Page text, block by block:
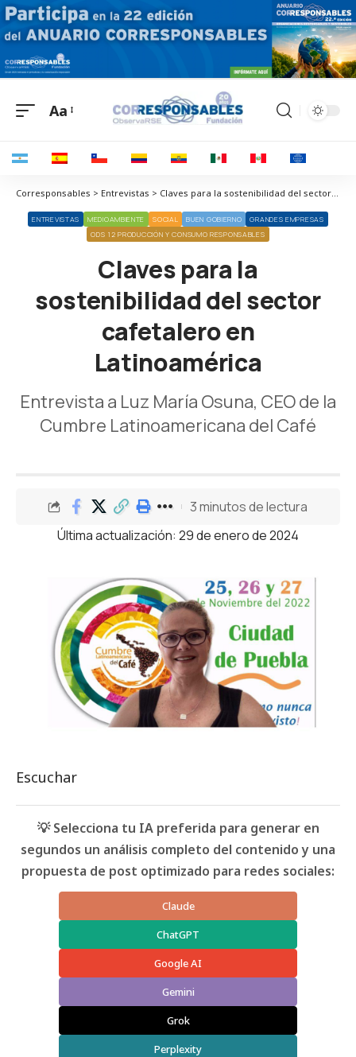
Aa
Corresponsables > Entrevistas > Claves para la sostenibilidad del sector cafetalero en Latinoamérica
ENTREVISTAS MEDIOAMBIENTE SOCIAL BUEN GOBIERNO
GRANDES EMPRESAS
ODS 12 PRODUCCIÓN Y CONSUMO RESPONSABLES
Claves para la
sostenibilidad del sector
cafetalero en
Latinoamérica
Entrevista a Luz María Osuna, CEO de la
Cumbre Latinoamericana del Café
Última actualización: 29 de enero de 2024
3 minutos de lectura
Escuchar
💡 Selecciona tu IA preferida para generar en
segundos un análisis completo del contenido y una
propuesta de post optimizado para redes sociales:
Claude
ChatGPT
Google AI
Gemini
Grok
Perplexity